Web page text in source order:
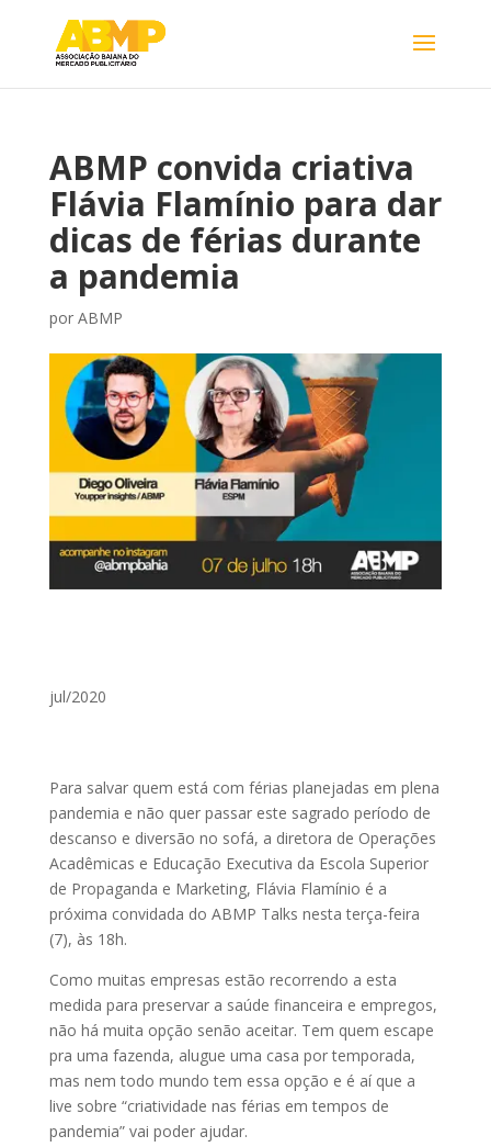
ABMP convida criativa
Flávia Flamínio para dar
dicas de férias durante
a pandemia
por ABMP
jul/2020
Para salvar quem está com férias planejadas em plena
pandemia e não quer passar este sagrado período de
descanso e diversão no sofá, a diretora de Operações
Acadêmicas e Educação Executiva da Escola Superior
de Propaganda e Marketing, Flávia Flamínio é a
próxima convidada do ABMP Talks nesta terça-feira
(7), às 18h.
Como muitas empresas estão recorrendo a esta
medida para preservar a saúde financeira e empregos,
não há muita opção senão aceitar. Tem quem escape
pra uma fazenda, alugue uma casa por temporada,
mas nem todo mundo tem essa opção e é aí que a
live sobre “criatividade nas férias em tempos de
pandemia” vai poder ajudar.